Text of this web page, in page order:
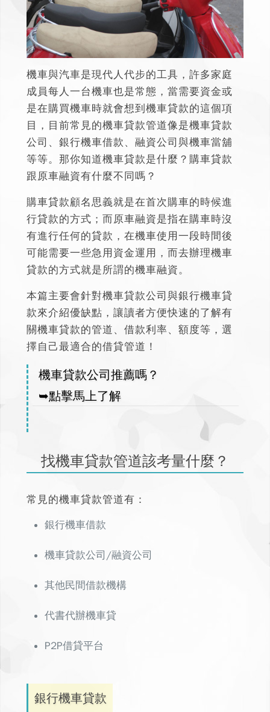
機車與汽車是現代人代步的工具，許多家庭
成員每人一台機車也是常態，當需要資金或
是在購買機車時就會想到機車貸款的這個項
目， 目前常見的機車貸款管道像是機車貸款
公司、銀行機車借款、融資公司與機車當舖
等等。那你知道機車貸款是什麼？購車貸款
跟原車融資有什麼不同嗎？
購車貸款顧名思義就是在首次購車的時候進
行貸款的方式；而原車融資是指在購車時沒
有進行任何的貸款，在機車使用一段時間後
可能需要一些急用資金運用，而去辦理機車
貸款的方式就是所謂的機車融資。
本篇主要會針對機車貸款公司與銀行機車貸
款來介紹優缺點，讓讀者方便快速的了解有
關機車貸款的管道、借款利率、額度等，選
擇自己最適合的借貸管道！
機車貸款公司推薦嗎？
➥點擊馬上了解
找機車貸款管道該考量什麼？
常見的機車貸款管道有：
銀行機車借款
機車貸款公司/融資公司
其他民間借款機構
代書代辦機車貸
P2P借貸平台
銀行機車貸款